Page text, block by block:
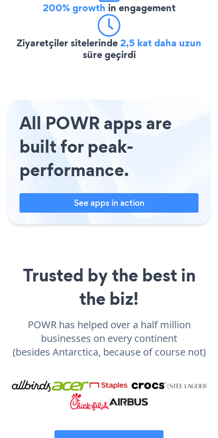
200% growth in engagement
Ziyaretçiler sitelerinde2,5 kat daha uzun
süre geçirdi
All POWR apps are
built for peak-
performance.
See apps in action
Trusted by the best in
the biz!
POWR has helped over a half million
businesses on every continent
(besides Antarctica, because of course not)